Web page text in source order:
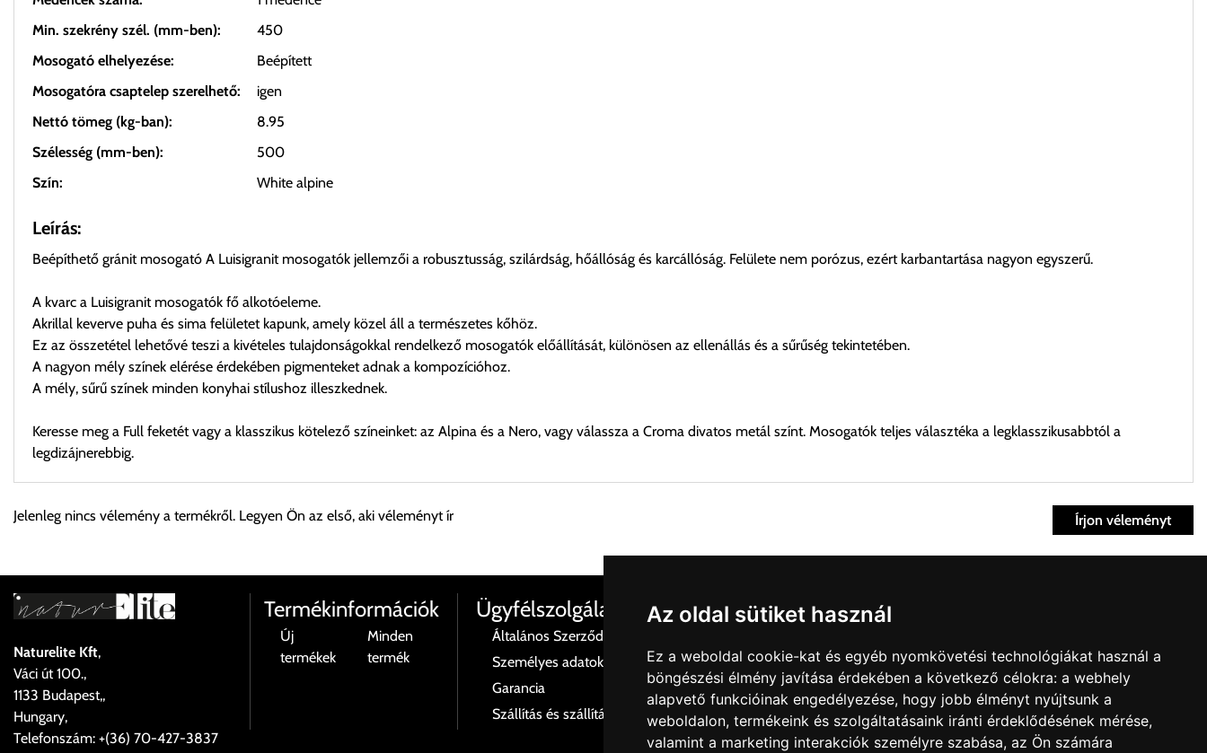
Az oldal sütiket használ
Ez a weboldal cookie-kat és egyéb nyomkövetési technológiákat használ a
böngészési élmény javítása érdekében a következő célokra: a webhely
alapvető funkcióinak engedélyezése, hogy jobb élményt nyújtsunk a
weboldalon, termékeink és szolgáltatásaink iránti érdeklődésének mérése,
valamint a marketing interakciók személyre szabása, az Ön számára
Min. szekrény szél. (mm-ben):
450
Mosogató elhelyezése:
Beépített
Mosogatóra csaptelep szerelhető:
igen
Nettó tömeg (kg-ban):
8.95
Szélesség (mm-ben):
500
Szín:
White alpine
Leírás:
Beépíthető gránit mosogató A Luisigranit mosogatók jellemzői a robusztusság, szilárdság, hőállóság és karcállóság. Felülete nem porózus, ezért karbantartása nagyon egyszerű.
A kvarc a Luisigranit mosogatók fő alkotóeleme.
Akrillal keverve puha és sima felületet kapunk, amely közel áll a természetes kőhöz.
Ez az összetétel lehetővé teszi a kivételes tulajdonságokkal rendelkező mosogatók előállítását, különösen az ellenállás és a sűrűség tekintetében.
A nagyon mély színek elérése érdekében pigmenteket adnak a kompozícióhoz.
A mély, sűrű színek minden konyhai stílushoz illeszkednek.
Keresse meg a Full feketét vagy a klasszikus kötelező színeinket: az Alpina és a Nero, vagy válassza a Croma divatos metál színt. Mosogatók teljes választéka a legklasszikusabbtól a
legdizájnerebbig.
Személyes átvétel:
Önnek lehetősége van rendelését a beérkezést követően ingyenesen átvenni Budapesti Cégcsoportunk Stúdiójában előre egyeztetett időpontban.
Cím:1133 Budapest, Váci út 100.
Szállítási díjak:
Az oldalunkon rendelés esetén, amennyiben szállítást is kér, úgy esetenként több lehetőséget ajánl fel a program. Kérjük, a vásárolt árú figyelembevételével az önnek megfelelő szállítási költséget
válassza ki.
Amennyiben nem biztos választásában, vagy a program automatikusan nem ajánl fel szállítási költséget, úgy válassza a 0.- forintos szállítást, kollégáink megvizsgálják a vásárolt termék adatait,
majd visszaigazolják a szállítás költségét.
Írjon véleményt
Jelenleg nincs vélemény a termékről. Legyen Ön az első, aki véleményt ír
Naturelite Kft,
Váci út 100.,
1133 Budapest,,
Hungary,
Telefonszám: +(36) 70-427-3837
Termékinformációk
Új
termékek
Minden
termék
Ügyfélszolgálat
Általános Szerződési Feltételek
Személyes adatok és azok kezelése
Rólunk
Garancia
Kapcsolat
Szállítás és szállítási költségek
Adatvédelmi irányelvek
Bevásárlókosár